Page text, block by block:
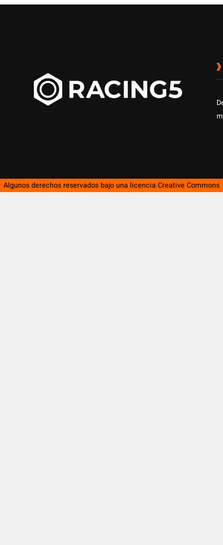
Algunos derechos reservados bajo una licencia Creative Commons